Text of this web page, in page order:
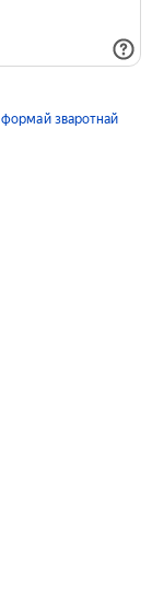
формай зваротнай